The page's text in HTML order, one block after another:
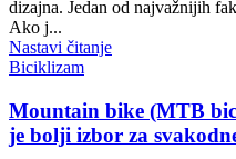
dizajna. Jedan od najvažnijih
Ako j...
Nastavi čitanje
Biciklizam
Mountain bike (MTB
je bolji izbor za